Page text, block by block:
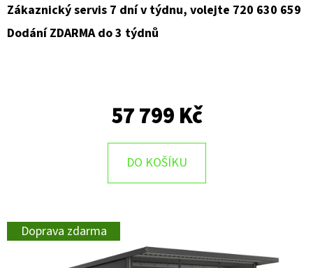
Zákaznický servis 7 dní v týdnu, volejte 720 630 659
Dodání ZDARMA do 3 týdnů
57 799 Kč
DO KOŠÍKU
Doprava zdarma